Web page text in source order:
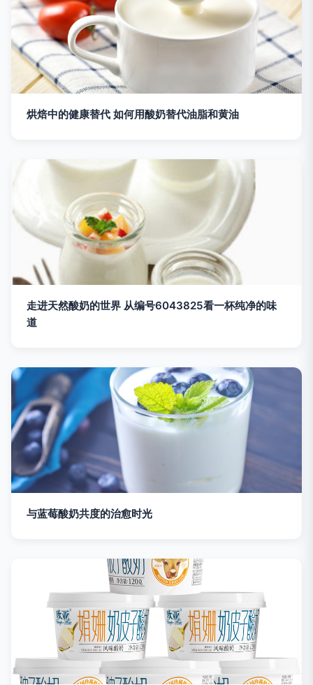
烘焙中的健康替代 如何用酸奶替代油脂和黄油
走进天然酸奶的世界 从编号6043825看一杯纯净的味
道
与蓝莓酸奶共度的治愈时光